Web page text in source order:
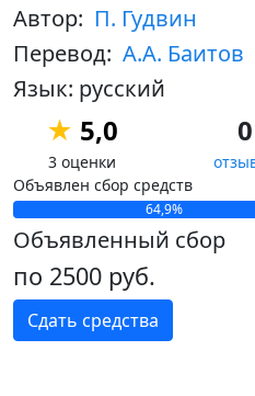
Автор: П. Гудвин
Перевод: А.А. Баитов
Язык: русский
★ 5,0
3 оценки
0
Объявлен сбор средств
64,9%
Объявленный сбор
по 2500 руб.
Сдать средства